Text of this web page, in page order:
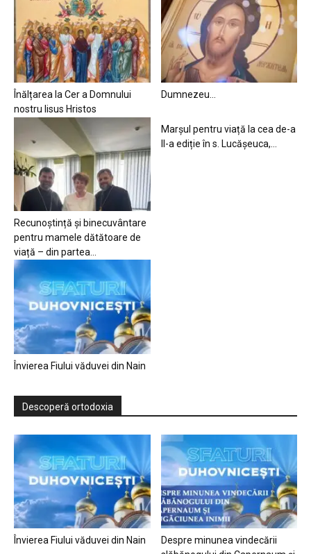
Înălțarea la Cer a Domnului
nostru Iisus Hristos
Dumnezeu…
Recunoștință și binecuvântare
pentru mamele dătătoare de
viață – din partea...
Marșul pentru viață la cea de-a
II-a ediție în s. Lucășeuca,...
Învierea Fiului văduvei din Nain
Descoperă ortodoxia
Învierea Fiului văduvei din Nain
Despre minunea vindecării